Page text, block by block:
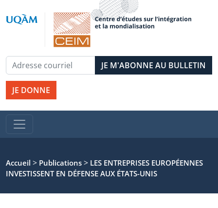
JE DONNE
Accueil > Publications > LES ENTREPRISES EUROPÉENNES
INVESTISSENT EN DÉFENSE AUX ÉTATS-UNIS